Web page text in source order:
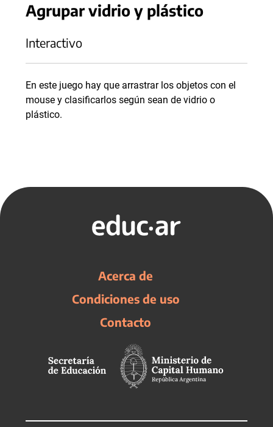
Agrupar vidrio y plástico
Interactivo
En este juego hay que arrastrar los objetos con el
mouse y clasificarlos según sean de vidrio o
plástico.
Acerca de
Condiciones de uso
Contacto